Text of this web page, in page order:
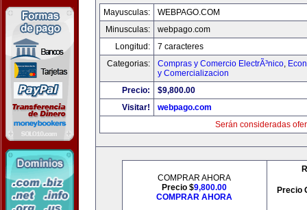
Mayusculas:
WEBPAGO.COM
Minusculas:
webpago.com
Longitud:
7 caracteres
Categorias:
Compras y Comercio ElectrÃ³nico,
y Comercializacion
Precio:
$9,800.00
Visitar!
webpago.com
Serán consideradas
COMPRAR AHORA
Precio $9,800.00
COMPRAR AHORA
Precio